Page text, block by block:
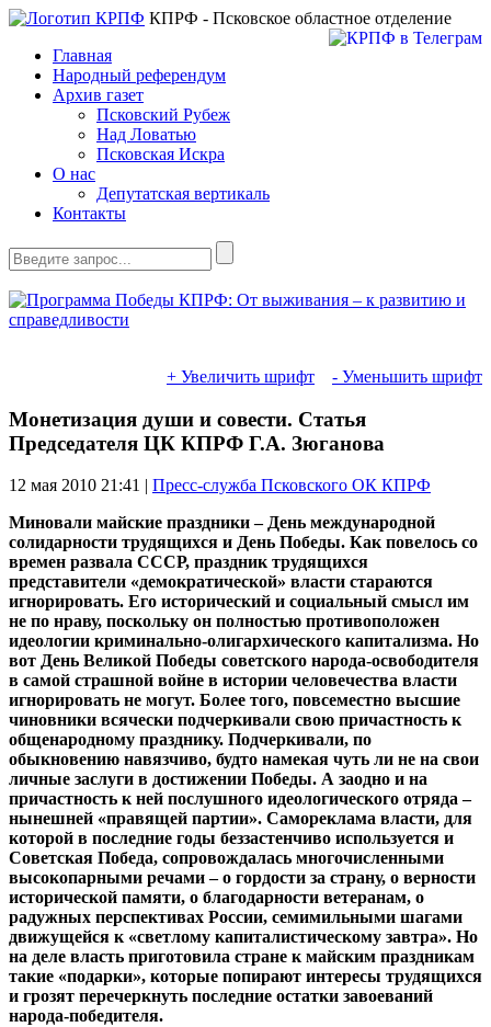
КПРФ - Псковское областное отделение
Главная
Народный референдум
Архив газет
Псковский Рубеж
Над Ловатью
Псковская Искра
О нас
Депутатская вертикаль
Контакты
+ Увеличить шрифт - Уменьшить шрифт
Монетизация души и совести. Статья
Председателя ЦК КПРФ Г.А. Зюганова
12 мая 2010 21:41 | Пресс-служба Псковского ОК КПРФ
Миновали майские праздники – День международной
солидарности трудящихся и День Победы. Как повелось со
времен развала СССР, праздник трудящихся
представители «демократической» власти стараются
игнорировать. Его исторический и социальный смысл им
не по нраву, поскольку он полностью противоположен
идеологии криминально-олигархического капитализма. Но
вот День Великой Победы советского народа-освободителя
в самой страшной войне в истории человечества власти
игнорировать не могут. Более того, повсеместно высшие
чиновники всячески подчеркивали свою причастность к
общенародному празднику. Подчеркивали, по
обыкновению навязчиво, будто намекая чуть ли не на свои
личные заслуги в достижении Победы. А заодно и на
причастность к ней послушного идеологического отряда –
нынешней «правящей партии». Самореклама власти, для
которой в последние годы беззастенчиво используется и
Советская Победа, сопровождалась многочисленными
высокопарными речами – о гордости за страну, о верности
исторической памяти, о благодарности ветеранам, о
радужных перспективах России, семимильными шагами
движущейся к «светлому капиталистическому завтра». Но
на деле власть приготовила стране к майским праздникам
такие «подарки», которые попирают интересы трудящихся
и грозят перечеркнуть последние остатки завоеваний
народа-победителя.